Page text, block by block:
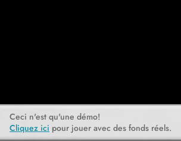
Ceci n'est qu'une démo!
Cliquez ici pour jouer avec des fonds réels.